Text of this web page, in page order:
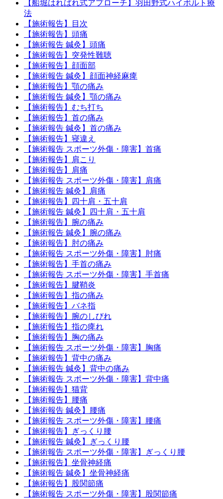
【船堀はればれ式アプローチ】羽田野式ハイボルト療
法
【施術報告】目次
【施術報告】頭痛
【施術報告 鍼灸】頭痛
【施術報告】突発性難聴
【施術報告】顔面部
【施術報告 鍼灸】顔面神経麻痺
【施術報告】顎の痛み
【施術報告 鍼灸】顎の痛み
【施術報告】むち打ち
【施術報告】首の痛み
【施術報告 鍼灸】首の痛み
【施術報告】寝違え
【施術報告 スポーツ外傷・障害】首痛
【施術報告】肩こり
【施術報告】肩痛
【施術報告 スポーツ外傷・障害】肩痛
【施術報告 鍼灸】肩痛
【施術報告】四十肩・五十肩
【施術報告 鍼灸】四十肩・五十肩
【施術報告】腕の痛み
【施術報告 鍼灸】腕の痛み
【施術報告】肘の痛み
【施術報告 スポーツ外傷・障害】肘痛
【施術報告】手首の痛み
【施術報告 スポーツ外傷・障害】手首痛
【施術報告】腱鞘炎
【施術報告】指の痛み
【施術報告】バネ指
【施術報告】腕のしびれ
【施術報告】指の痺れ
【施術報告】胸の痛み
【施術報告 スポーツ外傷・障害】胸痛
【施術報告】背中の痛み
【施術報告 鍼灸】背中の痛み
【施術報告 スポーツ外傷・障害】背中痛
【施術報告】猫背
【施術報告】腰痛
【施術報告 鍼灸】腰痛
【施術報告 スポーツ外傷・障害】腰痛
【施術報告】ぎっくり腰
【施術報告 鍼灸】ぎっくり腰
【施術報告 スポーツ外傷・障害】ぎっくり腰
【施術報告】坐骨神経痛
【施術報告 鍼灸】坐骨神経痛
【施術報告】股関節痛
【施術報告 スポーツ外傷・障害】股関節痛